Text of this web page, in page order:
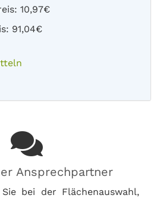
10,97€
91,04€
Ansprechpartner
bei der Flächenauswahl,